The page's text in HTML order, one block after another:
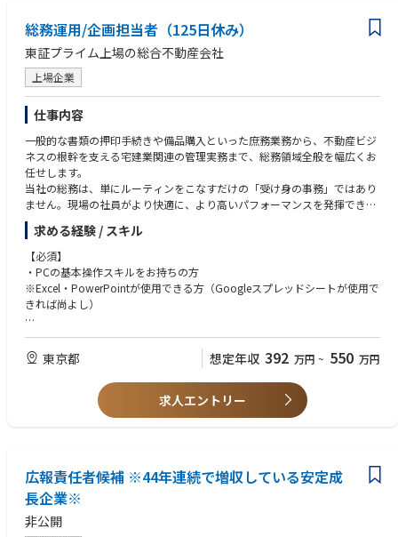
・多岐にわたる業務を効率的に遂行できる方
・成長意欲が高く、より活躍できる環境を求めている方
総務運用/企画担当者（125日休み）
東証プライム上場の総合不動産会社
上場企業
仕事内容
一般的な書類の押印手続きや備品購入といった庶務業務から、不動産ビジ
ネスの根幹を支える宅建業関連の管理実務まで、総務領域全般を幅広くお
任せします。
当社の総務は、単にルーティンをこなすだけの「受け身の事務」ではあり
ません。現場の社員がより快適に、より高いパフォーマンスを発揮できる
環境を目指し、「総務部門の業務改善や企画」にも主体的に携わっていた
だくことを期待しています。
車両管理や各種承認フローの最適化など、自らのアイデアを形にできる裁
量があるため、実務を通して着実にキャリアアップを目指せる環境です。
将来的には、総務部門の中核メンバーとして、組織の生産性を最大化させ
る「バックオフィスのプロフェッショナル」として活躍していただきたい
と考えています。
【具体的には】
・庶務業務全般（押印、承認等）
・車両管理（社用車の維持管理、予約管理等）
・宅建業に関する管理業務
・物品購入、手配
求める経験 / スキル
【必須】
・PCの基本操作スキルをお持ちの方
※Excel・PowerPointが使用できる方（Googleスプレッドシートが使用で
きれば尚よし）
【歓迎】
・総務、庶務業務の経験がある方（未経験でも可）
・宅建士資格保有者
・車両管理の経験がある方
・多岐にわたる業務を効率的に遂行できる方
東京都 想定年収 392 万円 ~ 550 万円
求人エントリー
広報責任者候補 ※44年連続で増収している安定成
長企業※
非公開